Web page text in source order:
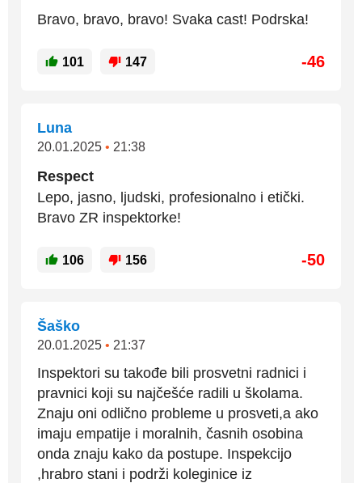
Bravo, bravo, bravo! Svaka cast! Podrska!
101 147 -46
Luna
20.01.2025 • 21:38
Respect
Lepo, jasno, ljudski, profesionalno i etički.
Bravo ZR inspektorke!
106 156 -50
Šaško
20.01.2025 • 21:37
Inspektori su takođe bili prosvetni radnici i
pravnici koji su najčešće radili u školama.
Znaju oni odlično probleme u prosveti,a ako
imaju empatije i moralnih, časnih osobina
onda znaju kako da postupe. Inspekcijo
,hrabro stani i podrži koleginice iz